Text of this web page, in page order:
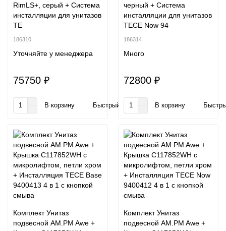
RimLS+, серый + Система
инсталляции для унитазов
TE
186310
Уточняйте у менеджера
75750 ₽
В корзину Быстрый заказ
черный + Система
инсталляции для унитазов
TECE Now 94
186314
Много
72800 ₽
В корзину
Комплект Унитаз
подвесной AM.PM Awe +
Комплект Унитаз
подвесной AM.PM Awe +